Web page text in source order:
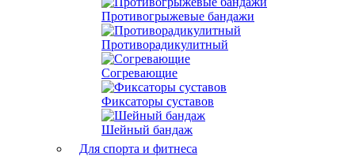
Противогрыжевые бандажи
Противорадикулитный
Согревающие
Фиксаторы суставов
Шейный бандаж
Для спорта и фитнеса